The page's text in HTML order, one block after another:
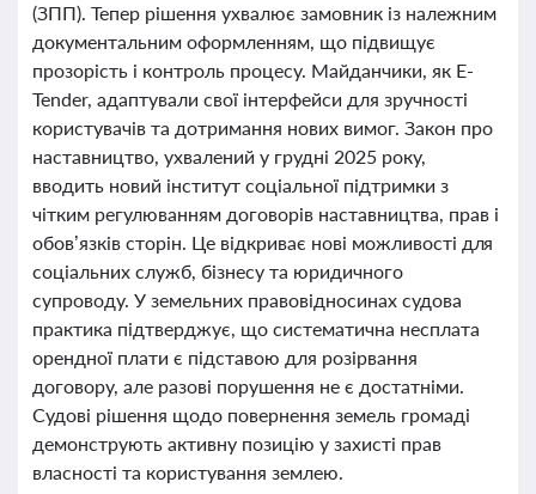
(ЗПП). Тепер рішення ухвалює замовник із належним
документальним оформленням, що підвищує
прозорість і контроль процесу. Майданчики, як E-
Tender, адаптували свої інтерфейси для зручності
користувачів та дотримання нових вимог. Закон про
наставництво, ухвалений у грудні 2025 року,
вводить новий інститут соціальної підтримки з
чітким регулюванням договорів наставництва, прав і
обов’язків сторін. Це відкриває нові можливості для
соціальних служб, бізнесу та юридичного
супроводу. У земельних правовідносинах судова
практика підтверджує, що систематична несплата
орендної плати є підставою для розірвання
договору, але разові порушення не є достатніми.
Судові рішення щодо повернення земель громаді
демонструють активну позицію у захисті прав
власності та користування землею.